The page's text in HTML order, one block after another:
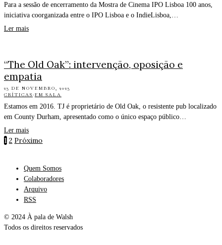
Para a sessão de encerramento da Mostra de Cinema IPO Lisboa 100 anos,
iniciativa coorganizada entre o IPO Lisboa e o IndieLisboa,…
Ler mais
“The Old Oak”: intervenção, oposição e
empatia
23 DE NOVEMBRO, 2023
CRÍTICAS·EM SALA
Estamos em 2016. TJ é proprietário de Old Oak, o resistente pub localizado
em County Durham, apresentado como o único espaço público…
Ler mais
1 2 Próximo
Quem Somos
Colaboradores
Arquivo
RSS
© 2024 À pala de Walsh
Todos os direitos reservados